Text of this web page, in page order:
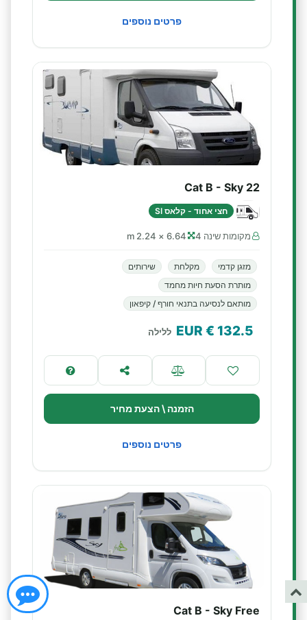
פרטים נוספים
Cat B - Sky 22
חצי אחוד - קלאס SI
מקומות שינה 4 6.64 × 2.24 m
מזגן קדמי מקלחת
שירותים
מותרת הסעת חיות מחמד
מותאם לנסיעה בתנאי חורף / קיפאון
132.5
€ EUR ללילה
הזמנה \ הצעת מחיר
פרטים נוספים
Cat B - Sky Free